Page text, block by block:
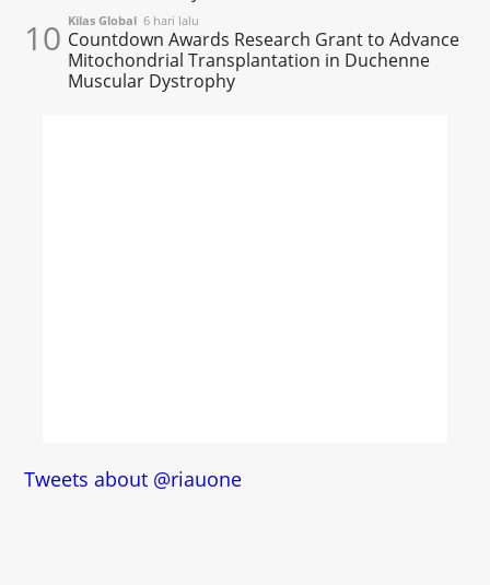
10 Kilas Global 6 hari lalu
Countdown Awards Research Grant to Advance
Mitochondrial Transplantation in Duchenne
Muscular Dystrophy
Tweets about @riauone